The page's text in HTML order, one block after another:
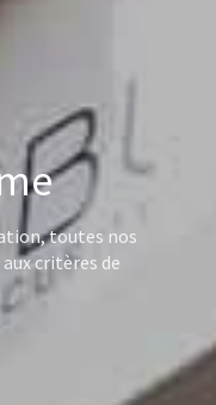
pour vous.
connectées.